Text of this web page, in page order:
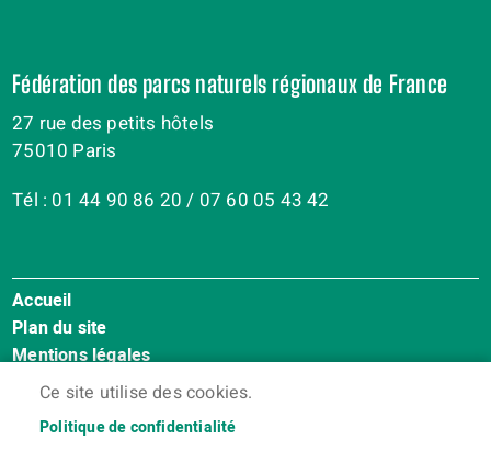
Ce site utilise des cookies.
Politique de confidentialité
Fédération des parcs naturels régionaux de France
27 rue des petits hôtels
75010 Paris
Tél : 01 44 90 86 20 / 07 60 05 43 42
Menu
Pied
de
page
Accueil
Plan du site
Mentions légales
Accessibilité : Non conforme
Contact